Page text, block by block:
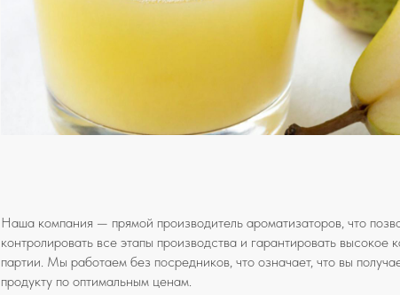
Наша компания — прямой производитель ароматизаторов, что
контролировать все этапы производства и гарантировать высокое
партии. Мы работаем без посредников, что означает, что вы
продукту по оптимальным ценам.